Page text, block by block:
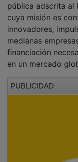
garantía que un